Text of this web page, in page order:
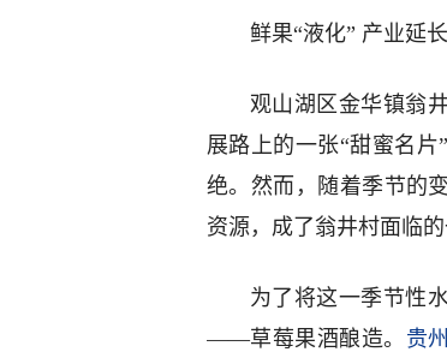
鲜果“液化” 产业延长
观山湖区金华镇翁
展路上的一张“甜蜜名
绝。然而，随着季节的
资源，成了翁井村面临的
为了将这一季节性
——草莓果酒酿造。 贵州